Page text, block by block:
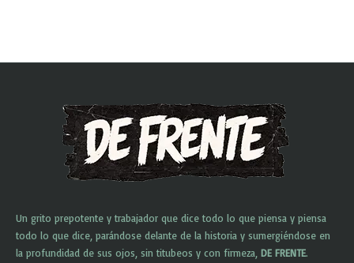
Un grito prepotente y trabajador que dice todo lo que piensa y piensa
todo lo que dice, parándose delante de la historia y sumergiéndose en
la profundidad de sus ojos, sin titubeos y con firmeza, DE FRENTE.